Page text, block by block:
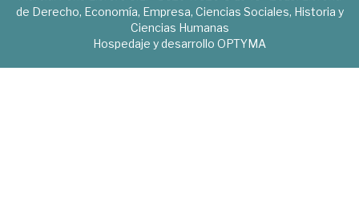
de Derecho, Economía, Empresa, Ciencias Sociales, Historia y
Ciencias Humanas
Hospedaje y desarrollo OPTYMA